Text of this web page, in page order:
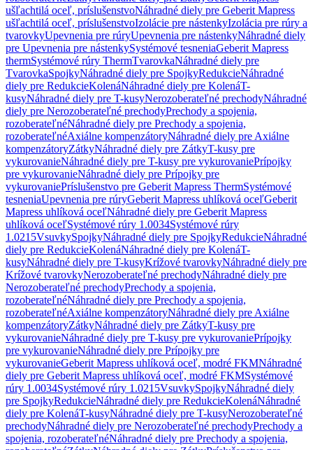
ušľachtilá oceľ, príslušenstvoNáhradné diely pre Geberit Mapress
ušľachtilá oceľ, príslušenstvoIzolácie pre nástenkyIzolácia pre rúry a
tvarovkyUpevnenia pre rúryUpevnenia pre nástenkyNáhradné diely
pre Upevnenia pre nástenkySystémové tesneniaGeberit Mapress
thermSystémové rúry ThermTvarovkaNáhradné diely pre
TvarovkaSpojkyNáhradné diely pre SpojkyRedukcieNáhradné
diely pre RedukcieKolenáNáhradné diely pre KolenáT-
kusyNáhradné diely pre T-kusyNerozoberateľné prechodyNáhradné
diely pre Nerozoberateľné prechodyPrechody a spojenia,
rozoberateľnéNáhradné diely pre Prechody a spojenia,
rozoberateľnéAxiálne kompenzátoryNáhradné diely pre Axiálne
kompenzátoryZátkyNáhradné diely pre ZátkyT-kusy pre
vykurovanieNáhradné diely pre T-kusy pre vykurovaniePrípojky
pre vykurovanieNáhradné diely pre Prípojky pre
vykurovaniePríslušenstvo pre Geberit Mapress ThermSystémové
tesneniaUpevnenia pre rúryGeberit Mapress uhlíková oceľGeberit
Mapress uhlíková oceľNáhradné diely pre Geberit Mapress
uhlíková oceľSystémové rúry 1.0034Systémové rúry
1.0215VsuvkySpojkyNáhradné diely pre SpojkyRedukcieNáhradné
diely pre RedukcieKolenáNáhradné diely pre KolenáT-
kusyNáhradné diely pre T-kusyKrížové tvarovkyNáhradné diely pre
Krížové tvarovkyNerozoberateľné prechodyNáhradné diely pre
Nerozoberateľné prechodyPrechody a spojenia,
rozoberateľnéNáhradné diely pre Prechody a spojenia,
rozoberateľnéAxiálne kompenzátoryNáhradné diely pre Axiálne
kompenzátoryZátkyNáhradné diely pre ZátkyT-kusy pre
vykurovanieNáhradné diely pre T-kusy pre vykurovaniePrípojky
pre vykurovanieNáhradné diely pre Prípojky pre
vykurovanieGeberit Mapress uhlíková oceľ, modré FKMNáhradné
diely pre Geberit Mapress uhlíková oceľ, modré FKMSystémové
rúry 1.0034Systémové rúry 1.0215VsuvkySpojkyNáhradné diely
pre SpojkyRedukcieNáhradné diely pre RedukcieKolenáNáhradné
diely pre KolenáT-kusyNáhradné diely pre T-kusyNerozoberateľné
prechodyNáhradné diely pre Nerozoberateľné prechodyPrechody a
spojenia, rozoberateľnéNáhradné diely pre Prechody a spojenia,